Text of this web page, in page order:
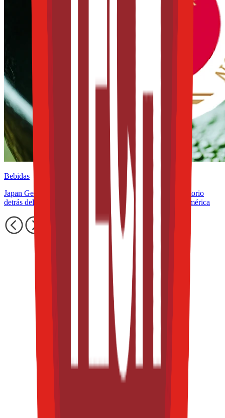
Bebidas
Japan Geographical Indication aplicada al té: el giro regulatorio
detrás del matcha y lo que significa para México y Latinoamérica